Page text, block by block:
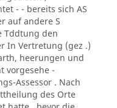
- - bereits sich AS
auf andere S
Tddtung den
In Vertretung (gez .)
heerungen und
vorgesehe -
Assessor . Nach
des Orte